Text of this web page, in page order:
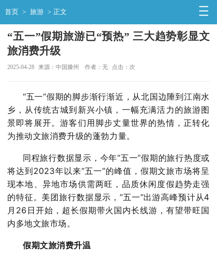
首页 > 旅游 > 正文
“五一”假期旅游已“预热” 三大趋势彰显文
旅消费升级
2025-04-28 来源：中国滕州 作者：无 点击： 次
“五一”假期的脚步渐行渐近，从北国边陲到江南水
乡，从传统古城到新兴小镇，一幅充满活力的旅游图
景即将展开。游客们用脚步丈量世界的热情，正转化
为推动文旅消费升级的蓬勃力量。
同程旅行数据显示，今年“五一”假期的旅行热度或
将达到2023年以来“五一”的峰值，假期文旅市场将呈
现本地、异地市场供需两旺，品质休闲度假趋势走强
的特征。美团旅行数据显示，“五一”出游高峰预计从4
月26日开始，超长假期带火国内长线游，有望带旺国
内多地文旅市场。
假期文旅消费升温